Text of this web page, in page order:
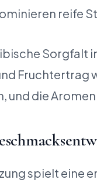
reife
Sorgfalt
Fruchtertrag
die
spielt eine